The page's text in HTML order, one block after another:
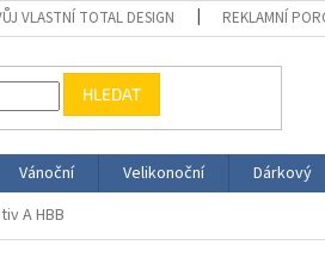
VLASTNÍ TOTAL DESIGN REKLAMNÍ
HLEDAT
Vánoční Velikonoční Dárkový
A HBB